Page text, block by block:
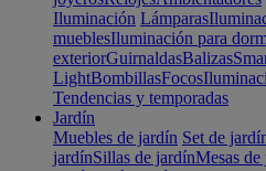
Iluminación Lámparas
mueblesIluminación para
exteriorGuirnaldasBalizas
LightBombillasFocos
Tendencias y temporadas
Jardín
Muebles de jardín Set de
jardínSillas de jardínMesas de